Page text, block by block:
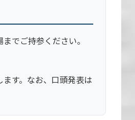
でご持参ください。
す。なお、口頭発表は